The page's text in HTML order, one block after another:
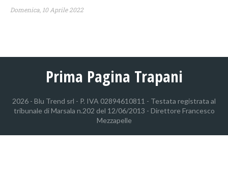
Domenica, 10 Aprile 2022
Prima Pagina Trapani
2026 - Blu Trend srl - P. IVA 02894610811 - Testata registrata al
tribunale di Marsala n.202 del 12/06/2013 - Direttore Francesco
Mezzapelle